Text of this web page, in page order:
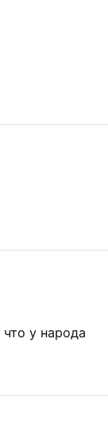
у народа